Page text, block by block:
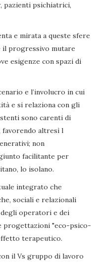
pazienti psichiatrici,
e mirata a queste sfere
il progressivo mutare
esigenze con spazi di
e l’involucro in cui
e si relaziona con gli
sono carenti di
favorendo altresì l
non
facilitante per
lo isolano.
integrato che
sociali e relazionali
operatori e dei
progettazioni "eco-psico-
terapeutico.
il Vs gruppo di lavoro